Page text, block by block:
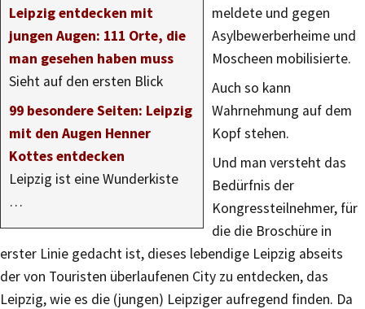
Leipzig entdecken mit
jungen Augen: 111 Orte, die
man gesehen haben muss
Sieht auf den ersten Blick
99 besondere Seiten: Leipzig
mit den Augen Henner
Kottes entdecken
Leipzig ist eine Wunderkiste
…
meldete und gegen
Asylbewerberheime und
Moscheen mobilisierte.
Auch so kann
Wahrnehmung auf dem
Kopf stehen.
Und man versteht das
Bedürfnis der
Kongressteilnehmer, für
die die Broschüre in
erster Linie gedacht ist, dieses lebendige Leipzig abseits
der von Touristen überlaufenen City zu entdecken, das
Leipzig, wie es die (jungen) Leipziger aufregend finden. Da